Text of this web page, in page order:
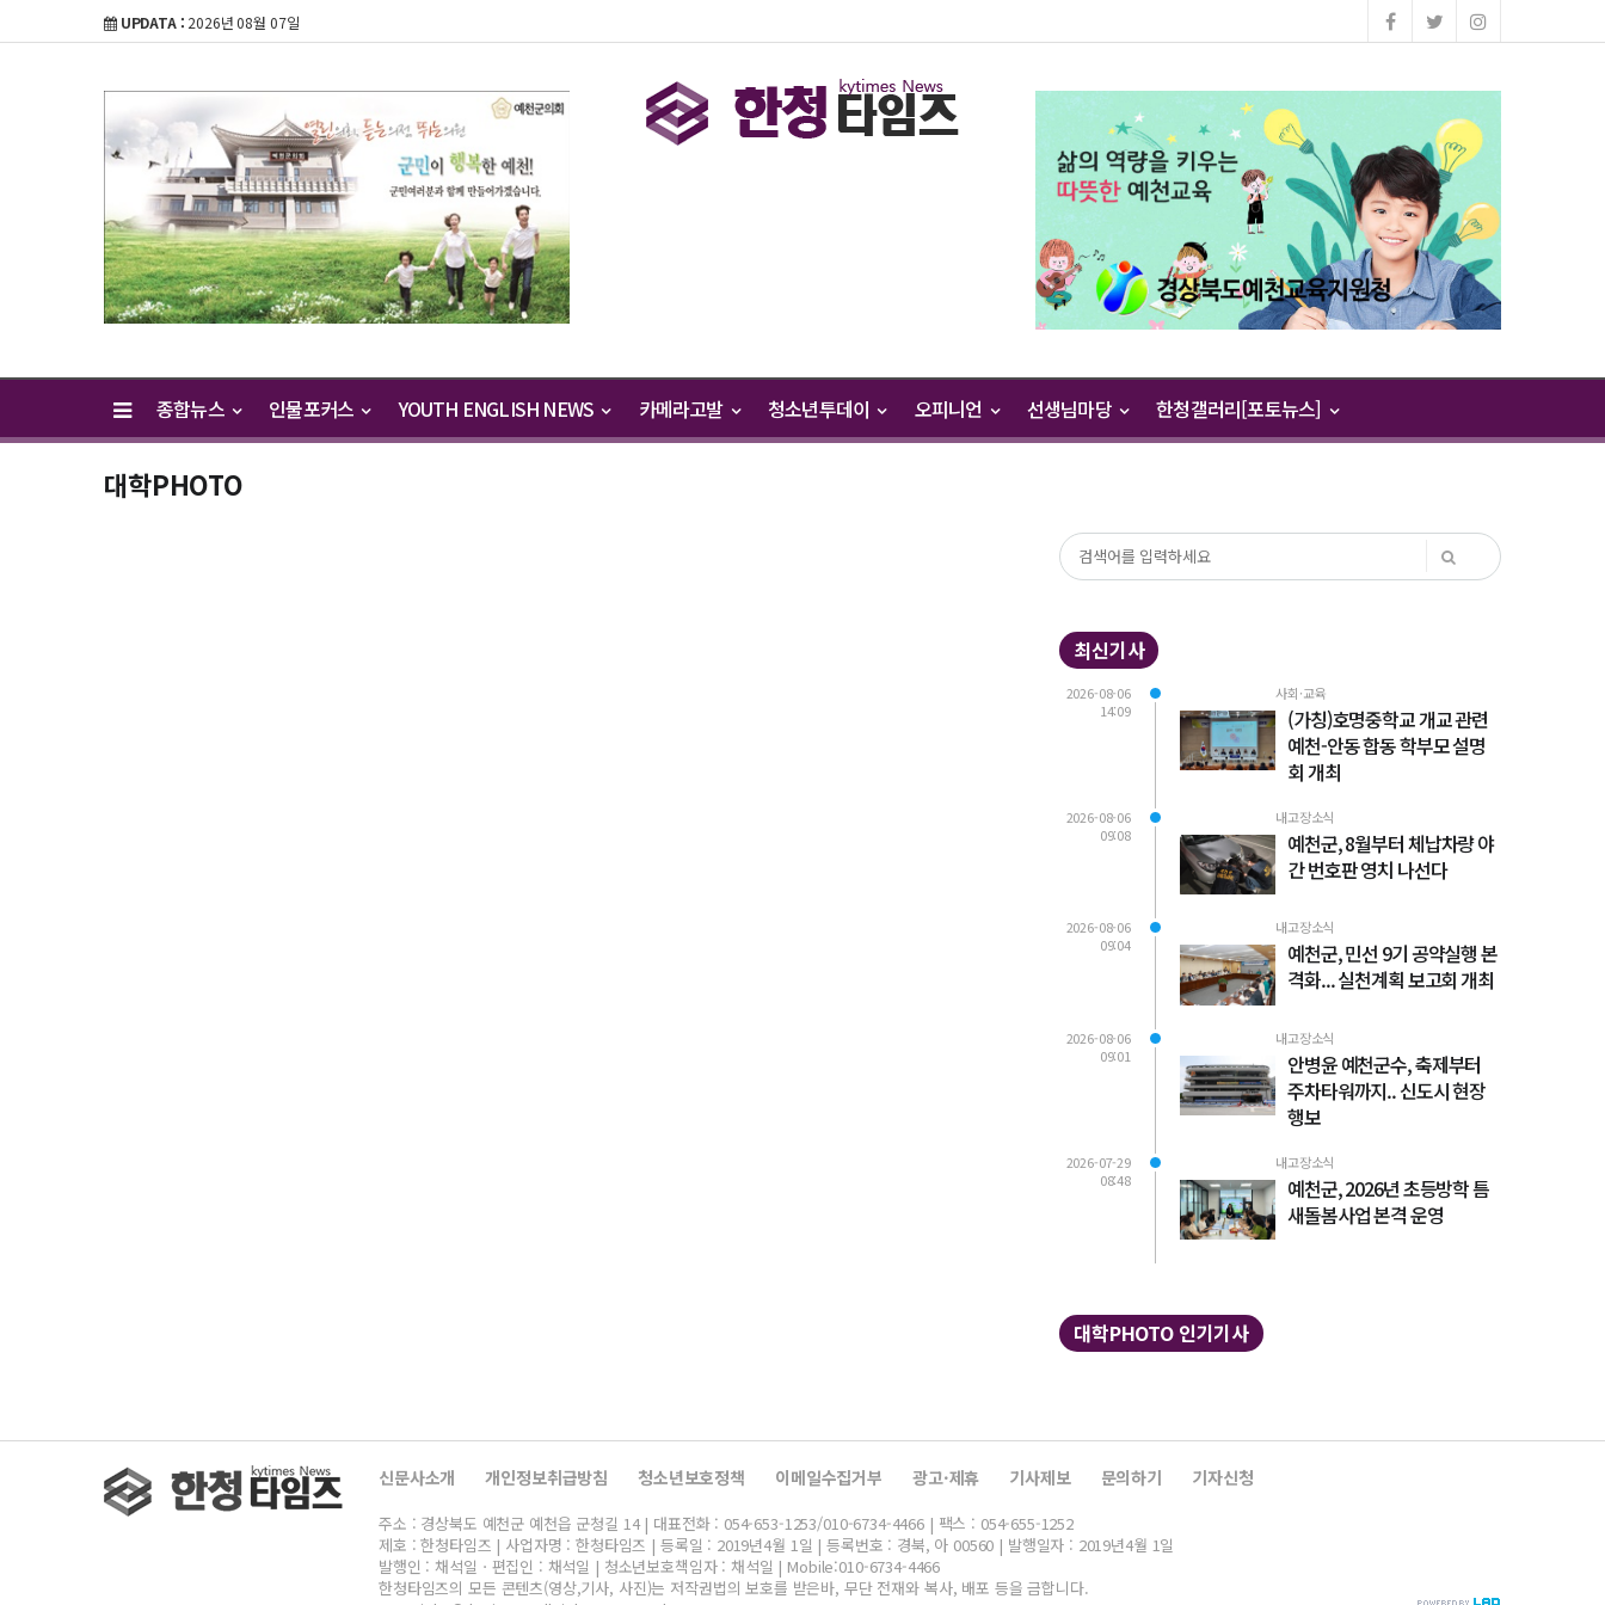
UPDATA : 2026년 08월 07일
종합뉴스 인물포커스 YOUTH ENGLISH NEWS 카메라고발 청소년투데이 오피니언 선생님마당 한청갤러리[포토뉴스]
대학PHOTO
최신기사
2026-08-06
14:09
사회·교육
(가칭)호명중학교 개교 관련
예천-안동 합동 학부모 설명
회 개최
2026-08-06
09:08
내고장소식
예천군, 8월부터 체납차량 야
간 번호판 영치 나선다
2026-08-06
09:04
내고장소식
예천군, 민선 9기 공약실행 본
격화... 실천계획 보고회 개최
2026-08-06
09:01
내고장소식
안병윤 예천군수, 축제부터
주차타워까지.. 신도시 현장
행보
2026-07-29
08:48
내고장소식
예천군, 2026년 초등방학 틈
새돌봄사업 본격 운영
대학PHOTO 인기기사
신문사소개 개인정보취급방침 청소년보호정책 이메일수집거부 광고·제휴 기사제보 문의하기 기자신청
주소 : 경상북도 예천군 예천읍 군청길 14 | 대표전화 : 054-653-1253/010-6734-4466 | 팩스 : 054-655-1252
제호 : 한청타임즈 | 사업자명 : 한청타임즈 | 등록일 : 2019년4월 1일 | 등록번호 : 경북, 아 00560 | 발행일자 : 2019년4월 1일
발행인 : 채석일ㆍ편집인 : 채석일 | 청소년보호책임자 : 채석일 | Mobile:010-6734-4466
한청타임즈의 모든 콘텐츠(영상,기사, 사진)는 저작권법의 보호를 받은바, 무단 전재와 복사, 배포 등을 금합니다.